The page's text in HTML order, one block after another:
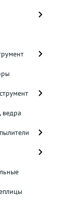
ведра